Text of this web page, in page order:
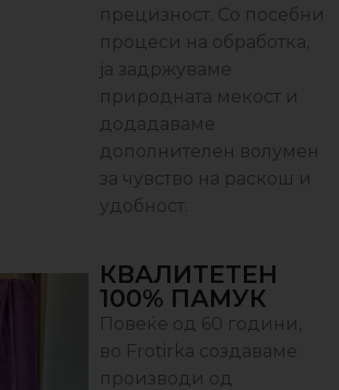
прецизност. Со посебни
процеси на обработка,
ја задржуваме
природната мекост и
додадаваме
дополнителен волумен
за чувство на раскош и
удобност.
КВАЛИТЕТЕН
100% ПАМУК
Повеќе од 60 години,
во Frotirka создаваме
производи од